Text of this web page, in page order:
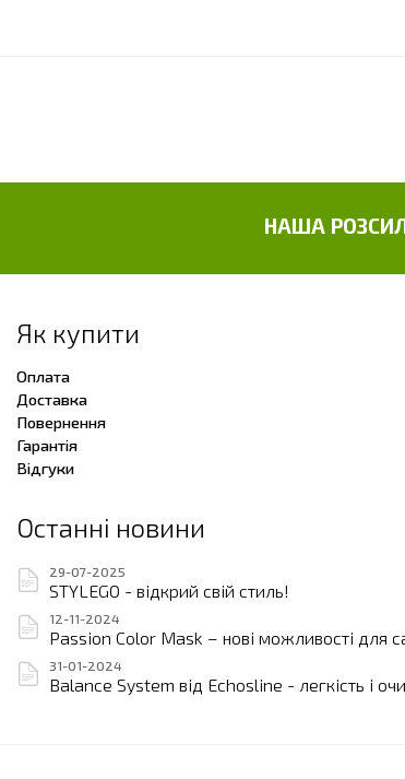
НАША
Як купити
Оплата
Доставка
Повернення
Гарантія
Відгуки
Останні новини
29-07-2025
STYLEGO - відкрий свій стиль!
12-11-2024
Passion Color Mask – нові можливості для
31-01-2024
Balance System від Echosline - легкість і